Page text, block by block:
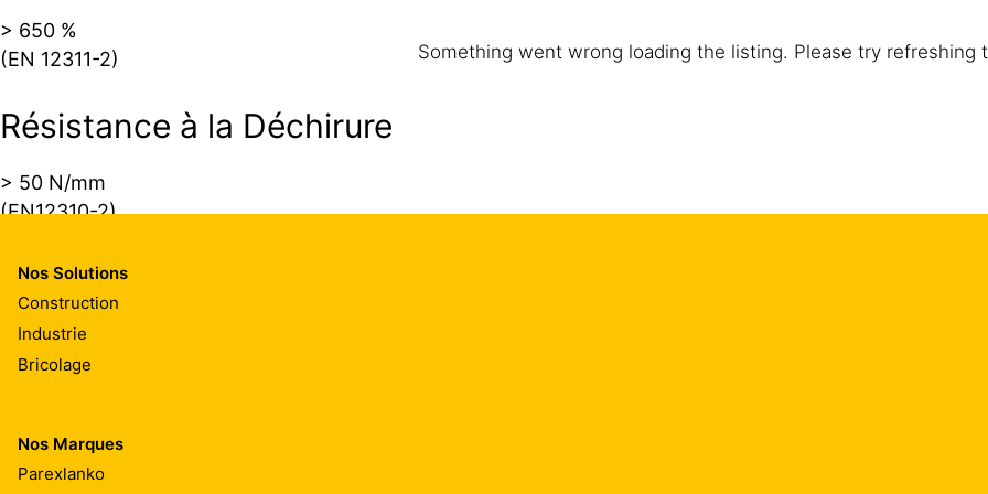
> 650 %
(EN 12311-2)
Résistance à la Déchirure
> 50 N/mm
(EN12310-2)
Résistance du Joint
> 300 N/5 cm
(EN 12316-2)
Something went wrong loading the listing. Please try refreshing
Nos Solutions
Construction
Industrie
Bricolage
Nos Marques
Parexlanko